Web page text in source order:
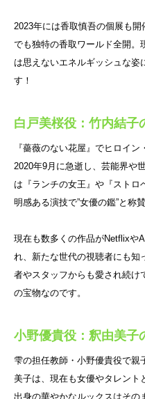
2023年には香取慎吾の個展も
でも独特の香取ワールド全開。
は思えないエネルギッシュな
す！
白戸美桜役：竹内結子
『薔薇のない花屋』でヒロイン
2020年9月に急逝し、芸能界や
は『ランチの女王』や『ストロ
明感ある演技で”女優の鑑”と称
現在も数多くの作品がNetflixや
れ、新たな世代の視聴者にも知
者やスタッフからも愛され続け
の宝物なのです。
小野優貴役：釈由美子
雫の担任教師・小野優貴役で親
美子は、現在も女優やタレント
出身の華やかなルックスはその